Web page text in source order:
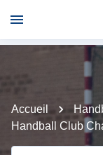
Accueil
Handball Club